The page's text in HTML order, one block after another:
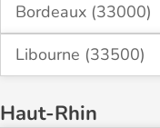
Bordeaux (33000)
Libourne (33500)
Haut-Rhin